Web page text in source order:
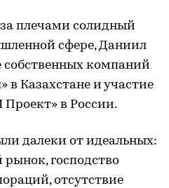
плечами солидный
сфере, Даниил
собственных компаний
Казахстане и участие
в России.
далеки от идеальных:
господство
отсутствие